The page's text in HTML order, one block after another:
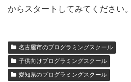
からスタートしてみてください。
名古屋市のプログラミングスクール
子供向けプログラミングスクール
愛知県のプログラミングスクール